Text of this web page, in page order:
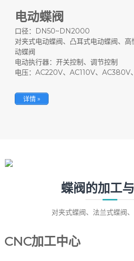
电动蝶阀
口径：DN50~DN2000
对夹式电动蝶阀、凸耳式电动蝶阀、
动蝶阀
电动执行器：开关控制、调节控制
电压：AC220V、AC110V、AC380V
详情 »
蝶阀的加工
对夹式蝶阀、法兰式蝶阀
CNC加工中心